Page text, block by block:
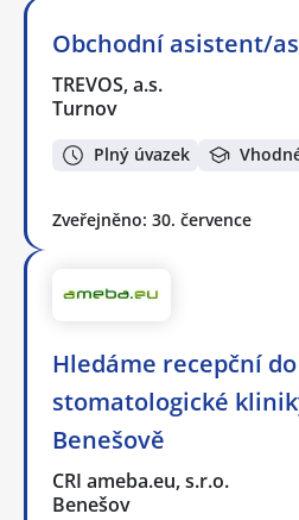
Obchodní asistent/
TREVOS, a.s.
Turnov
Plný úvazek
Zveřejněno: 30. července
Hledáme recepční
stomatologické
Benešově
CRI ameba.eu, s.r.o.
Benešov